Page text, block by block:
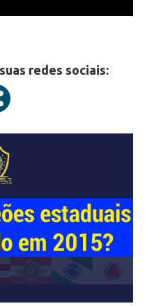
redes sociais: